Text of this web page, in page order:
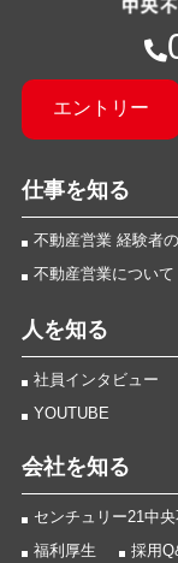
エントリー
仕事を知る
不動産営業 経験者
不動産営業について
人を知る
社員インタビュー
YOUTUBE
会社を知る
センチュリー21中
福利厚生
採用